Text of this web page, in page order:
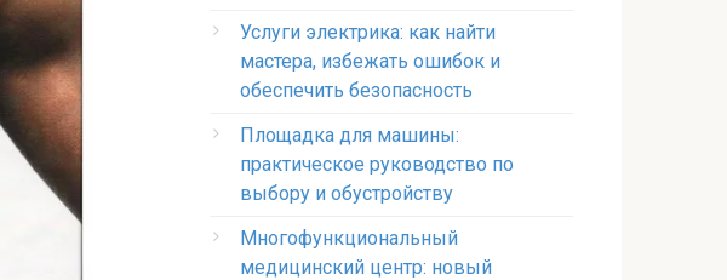
Услуги электрика: как найти
мастера, избежать ошибок и
обеспечить безопасность
Площадка для машины:
практическое руководство по
выбору и обустройству
Многофункциональный
медицинский центр: новый